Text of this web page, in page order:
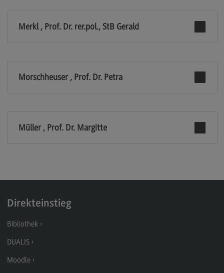
Berufsperspektiven
Digital Business Management
Berufsperspektiven
Kontakt
Elektrotechnik und Informationstechnik
Elektrotechnik und Informationstechnik
Merkl , Prof. Dr. rer.pol., StB Gerald
Morschheuser , Prof. Dr. Petra
Müller , Prof. Dr. Margitte
Direkteinstieg
Bibliothek
DUALIS
Moodle